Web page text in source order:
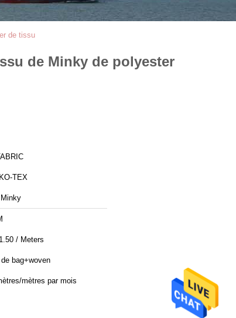
de tissu
de Minky de polyester
TEX
$0.80 - $1.50 / Meters
bag+woven
mètres par mois